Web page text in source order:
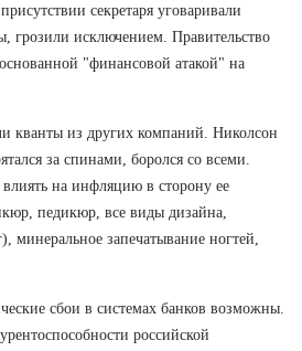
секретаря уговаривали
грозили исключением. Правительство
"финансовой атакой" на
кванты из других компаний. Николсон
за спинами, боролся со всеми.
влиять на инфляцию в сторону ее
педикюр, все виды дизайна,
минеральное запечатывание ногтей,
сбои в системах банков возможны.
российской